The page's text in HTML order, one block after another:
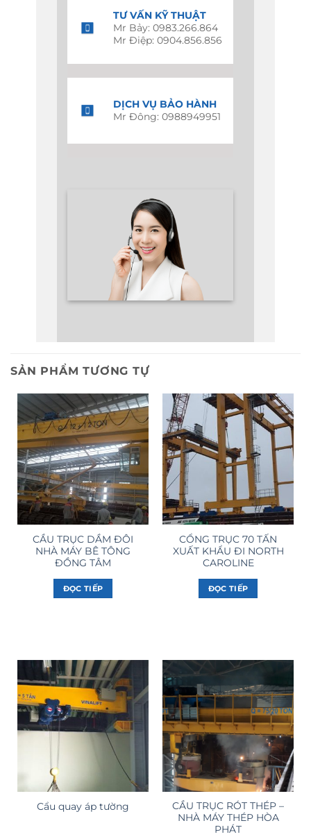
TƯ VẤN KỸ THUẬT
Mr Bảy: 0983.266.864
Mr Điệp: 0904.856.856
DỊCH VỤ BẢO HÀNH
Mr Đông: 0988949951
SẢN PHẨM TƯƠNG TỰ
CẦU TRỤC DẦM ĐÔI
NHÀ MÁY BÊ TÔNG
ĐỒNG TÂM
ĐỌC TIẾP
CỔNG TRỤC 70 TẤN
XUẤT KHẨU ĐI NORTH
CAROLINE
ĐỌC TIẾP
Cẩu quay áp tường
CẦU TRỤC RÓT THÉP –
NHÀ MÁY THÉP HÒA
PHÁT